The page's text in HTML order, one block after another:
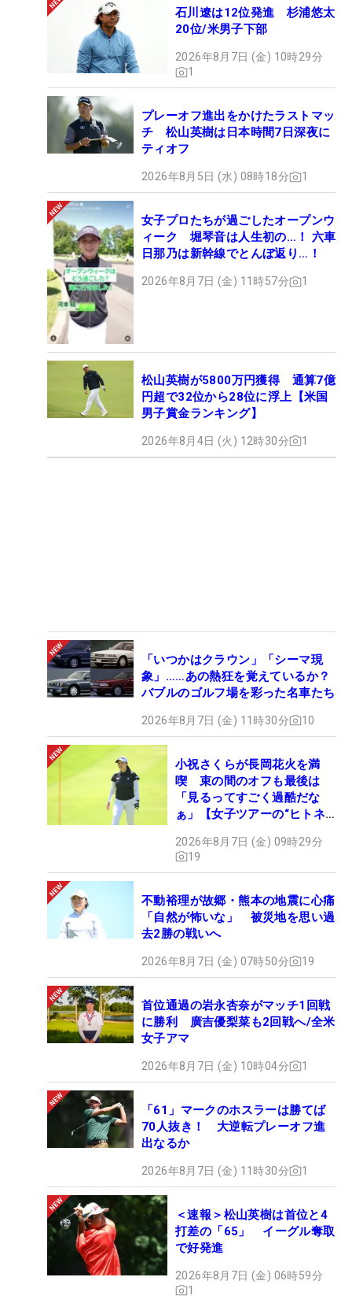
石川遼は12位発進 杉浦悠太
20位/米男子下部
2026年8月7日 (金) 10時29分
1
プレーオフ進出をかけたラストマッ
チ 松山英樹は日本時間7日深夜に
ティオフ
2026年8月5日 (水) 08時18分 1
女子プロたちが過ごしたオープンウ
ィーク 堀琴音は人生初の…！ 六車
日那乃は新幹線でとんぼ返り…！
2026年8月7日 (金) 11時57分 1
松山英樹が5800万円獲得 通算7億
円超で32位から28位に浮上【米国
男子賞金ランキング】
2026年8月4日 (火) 12時30分 1
「いつかはクラウン」「シーマ現
象」……あの熱狂を覚えているか？
バブルのゴルフ場を彩った名車たち
2026年8月7日 (金) 11時30分 10
小祝さくらが長岡花火を満
喫 束の間のオフも最後は
「見るってすごく過酷だな
ぁ」【女子ツアーの“ヒトネ
2026年8月7日 (金) 09時29分
19
不動裕理が故郷・熊本の地震に心痛
「自然が怖いな」 被災地を思い過
去2勝の戦いへ
2026年8月7日 (金) 07時50分 19
首位通過の岩永杏奈がマッチ1回戦
に勝利 廣吉優梨菜も2回戦へ/全米
女子アマ
2026年8月7日 (金) 10時04分 1
「61」マークのホスラーは勝てば
70人抜き！ 大逆転プレーオフ進
出なるか
2026年8月7日 (金) 11時30分 1
＜速報＞松山英樹は首位と4
打差の「65」 イーグル奪取
で好発進
2026年8月7日 (金) 06時59分
1